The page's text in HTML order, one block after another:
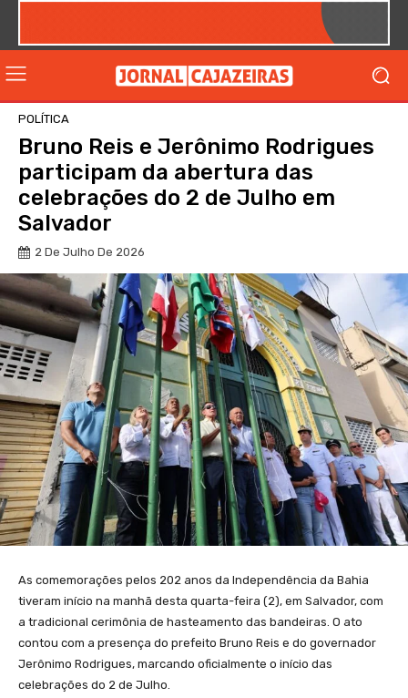
POLÍTICA
Bruno Reis e Jerônimo Rodrigues
participam da abertura das
celebrações do 2 de Julho em
Salvador
2 De Julho De 2026
As comemorações pelos 202 anos da Independência da Bahia
tiveram início na manhã desta quarta-feira (2), em Salvador, com
a tradicional cerimônia de hasteamento das bandeiras. O ato
contou com a presença do prefeito Bruno Reis e do governador
Jerônimo Rodrigues, marcando oficialmente o início das
celebrações do 2 de Julho.